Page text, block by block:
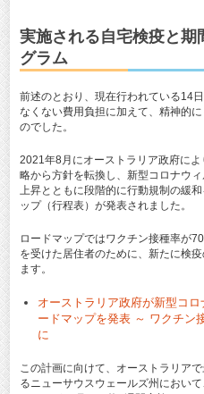
実施される自宅検疫と期
グラム
前述のとおり、現在行われている14
なくない費用負担に加えて、精神的
のでした。
2021年8月にオーストラリア政府に
略から方針を転換し、新型コロナウ
上昇とともに段階的に行動規制の緩
ップ（行程表）が発表されました。
ロードマップではワクチン接種率が
を受けた居住者のために、新たに検
ます。
オーストラリア政府が新型コ
ードマップを発表 ～ ワクチン
に
この計画に向けて、オーストラリア
るニューサウスウェールズ州におい